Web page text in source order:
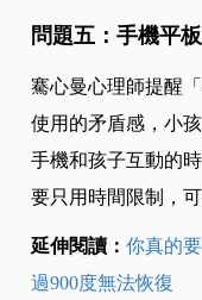
問題五：手機平
騫心曼心理師提醒
使用的矛盾感，小
手機和孩子互動的
要只用時間限制，
延伸閱讀：你真的
過900度無法恢復